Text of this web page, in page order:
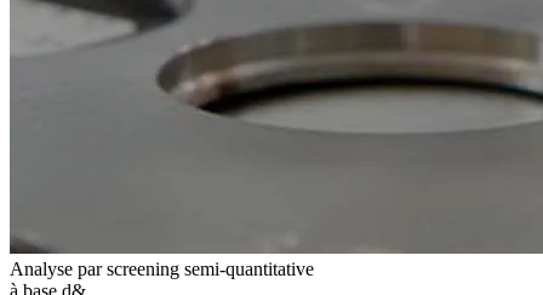
Analyse par screening semi-quantitative